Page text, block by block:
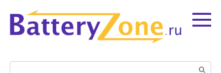
контенту
Поиск: